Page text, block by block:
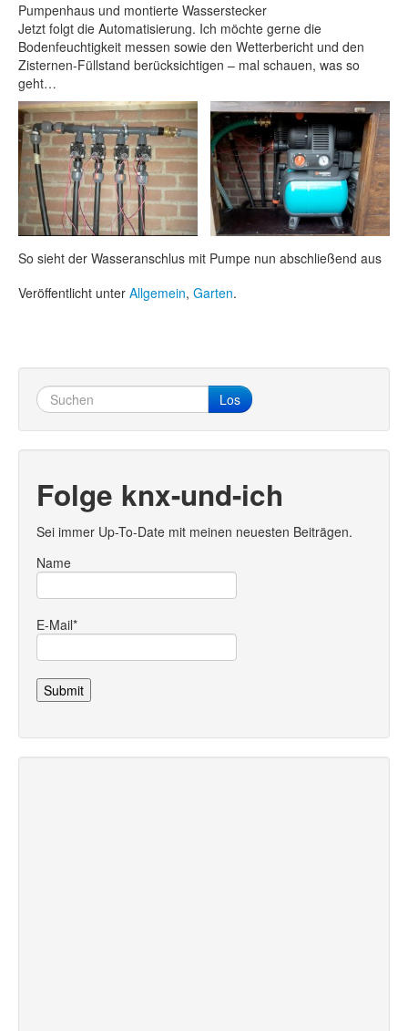
Pumpenhaus und montierte Wasserstecker
Jetzt folgt die Automatisierung. Ich möchte gerne die
Bodenfeuchtigkeit messen sowie den Wetterbericht und den
Zisternen-Füllstand berücksichtigen – mal schauen, was so
geht…
So sieht der Wasseranschlus mit Pumpe nun abschließend aus
Veröffentlicht unter Allgemein, Garten.
Los
Folge knx-und-ich
Sei immer Up-To-Date mit meinen neuesten Beiträgen.
Name
E-Mail*